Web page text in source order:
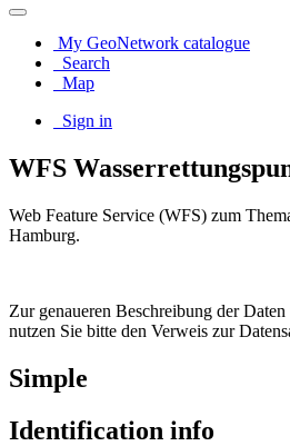
My GeoNetwork catalogue
Search
Map
Sign in
WFS
Web Feature Service (WFS) zum
Hamburg.
Zur genaueren Beschreibung der
nutzen Sie bitte den Verweis zur
Simple
Identification info